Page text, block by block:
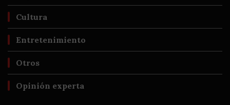
Cultura
Entretenimiento
Otros
Opinión experta